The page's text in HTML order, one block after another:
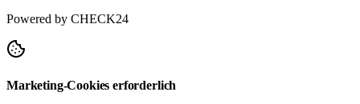
Powered by CHECK24
Marketing-Cookies erforderlich